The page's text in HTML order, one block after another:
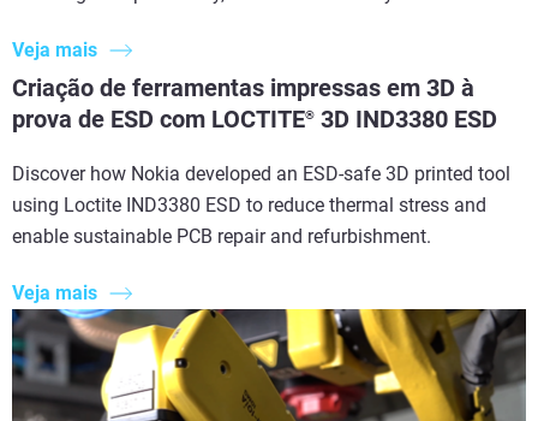
Veja mais
Criação de ferramentas impressas em 3D à
prova de ESD com LOCTITE® 3D IND3380 ESD
Discover how Nokia developed an ESD-safe 3D printed tool
using Loctite IND3380 ESD to reduce thermal stress and
enable sustainable PCB repair and refurbishment.
Veja mais